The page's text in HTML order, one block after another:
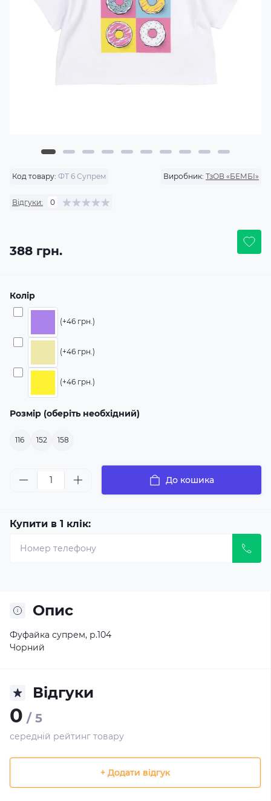
Код товару: ФТ 6 Супрем Виробник: ТзОВ «БЕМБІ»
Відгуки: 0
388 грн.
Колір
(+46 грн.)
(+46 грн.)
(+46 грн.)
Розмір (оберіть необхідний)
116 152 158
До кошика
Купити в 1 клік:
Опис
Фуфайка супрем, р.104
Чорний
Відгуки
0 / 5
середній рейтинг товару
+ Додати відгук